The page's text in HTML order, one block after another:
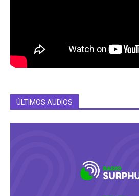
ÚLTIMOS AUDIOS